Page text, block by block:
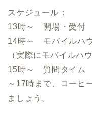
スケジュール：
13時～ 開場・受付
14時～ モバイルハ
（実際にモバイルハ
15時～ 質問タイム
～17時まで、コーヒ
ましょう。